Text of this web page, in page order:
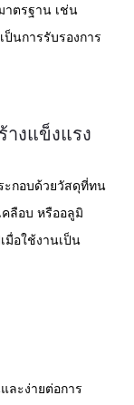
ตรฐาน เช่น
นการรับรองการ
างแข็งแรง
ะกอบด้วยวัสดุที่ทน
ลือบ หรืออลูมิ
มื่อใช้งานเป็น
ละง่ายต่อการ